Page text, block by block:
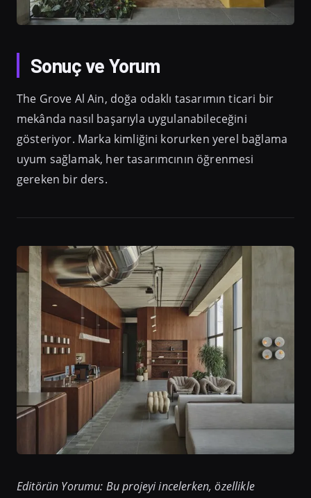
Sonuç ve Yorum
The Grove Al Ain, doğa odaklı tasarımın ticari bir
mekânda nasıl başarıyla uygulanabileceğini
gösteriyor. Marka kimliğini korurken yerel bağlama
uyum sağlamak, her tasarımcının öğrenmesi
gereken bir ders.
Editörün Yorumu: Bu projeyi incelerken, özellikle